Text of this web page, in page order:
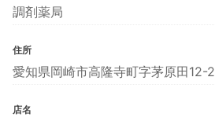
調剤薬局
住所
愛知県岡崎市高隆寺町字茅原田12-2
店名